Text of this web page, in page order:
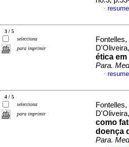
·
3 / 5
selecciona
para imprimir
ética
Para.
·
4 / 5
selecciona
para imprimir
como
doença
Para.